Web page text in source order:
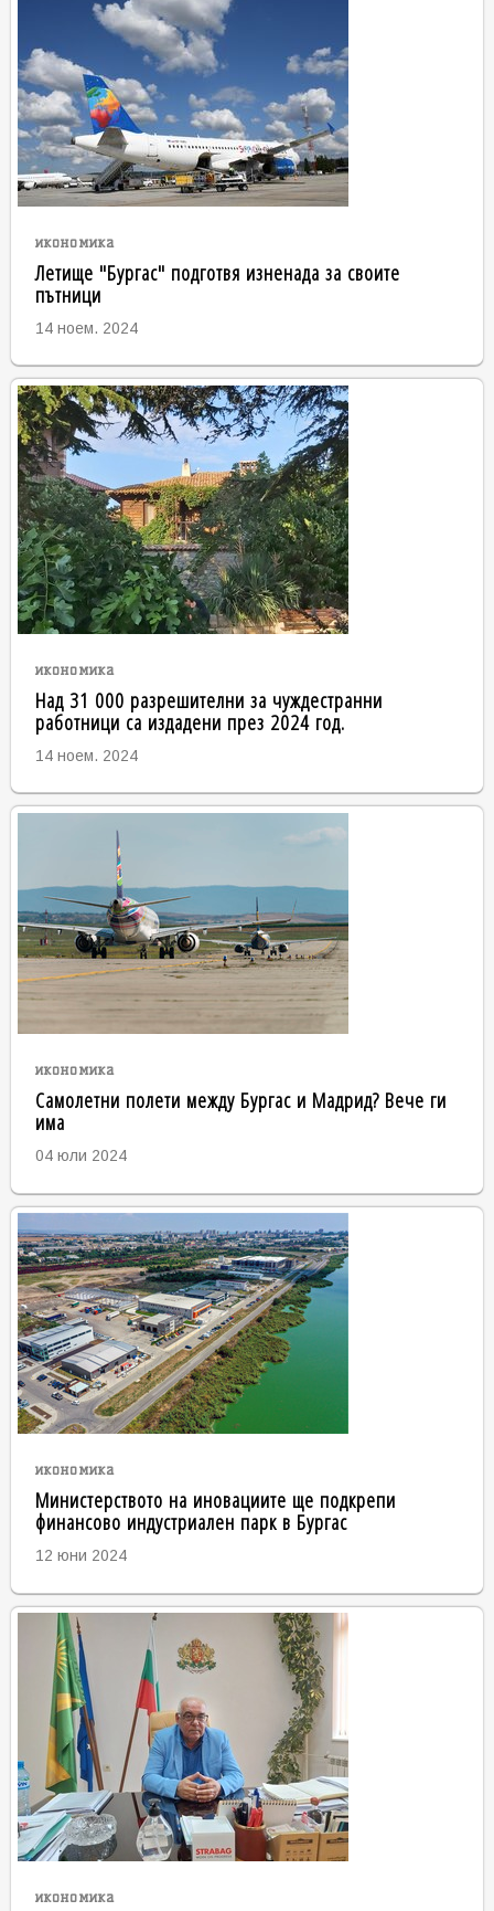
икономика
Летище "Бургас" подготвя изненада за своите
пътници
14 ноем. 2024
икономика
Над 31 000 разрешителни за чуждестранни
работници са издадени през 2024 год.
14 ноем. 2024
икономика
Самолетни полети между Бургас и Мадрид? Вече ги
има
04 юли 2024
икономика
Министерството на иновациите ще подкрепи
финансово индустриален парк в Бургас
12 юни 2024
икономика